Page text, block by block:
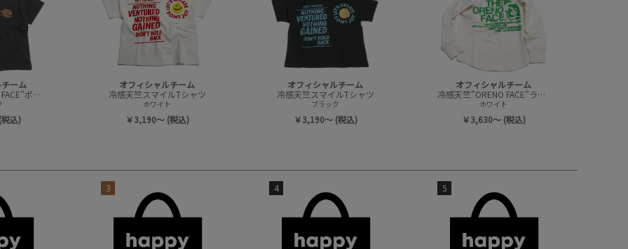
ーム
冷感天竺”ORENO FACE”ポケットTシャツ
込)
オフィシャルチーム
冷感天竺スマイルTシャツ
ホワイト
￥3,190～ (税込)
オフィシャルチーム
冷感天竺スマイルTシャツ
ブラック
￥3,190～ (税込)
オフィシャルチーム
冷感天竺”ORENO FACE”ラウンドTシャツ
ホワイト
￥3,630～ (税込)
3 4 5